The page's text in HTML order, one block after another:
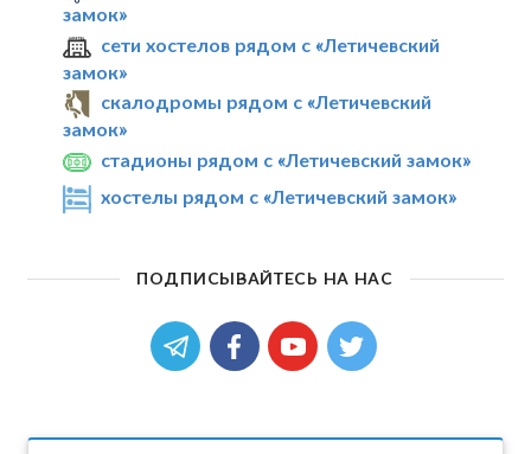
замок»
сети хостелов рядом с «Летичевский
замок»
скалодромы рядом с «Летичевский
замок»
стадионы рядом с «Летичевский замок»
хостелы рядом с «Летичевский замок»
ПОДПИСЫВАЙТЕСЬ НА НАС